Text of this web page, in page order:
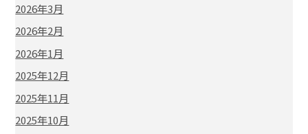
2026年3月
2026年2月
2026年1月
2025年12月
2025年11月
2025年10月